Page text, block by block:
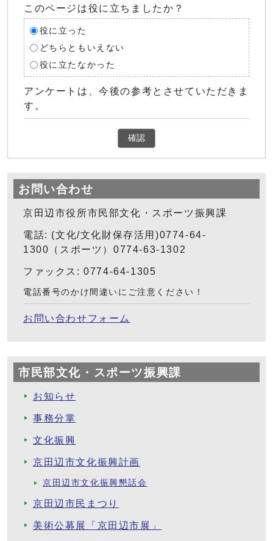
このページは役に立ちましたか？
役に立った
どちらともいえない
役に立たなかった
アンケートは、今後の参考とさせていただきま
す。
確認
お問い合わせ
京田辺市役所市民部文化・スポーツ振興課
電話: (文化/文化財保存活用)0774-64-
1300（スポーツ）0774-63-1302
ファックス: 0774-64-1305
電話番号のかけ間違いにご注意ください！
お問い合わせフォーム
市民部文化・スポーツ振興課
お知らせ
事務分掌
文化振興
京田辺市文化振興計画
京田辺市文化振興懇話会
京田辺市民まつり
美術公募展「京田辺市展」